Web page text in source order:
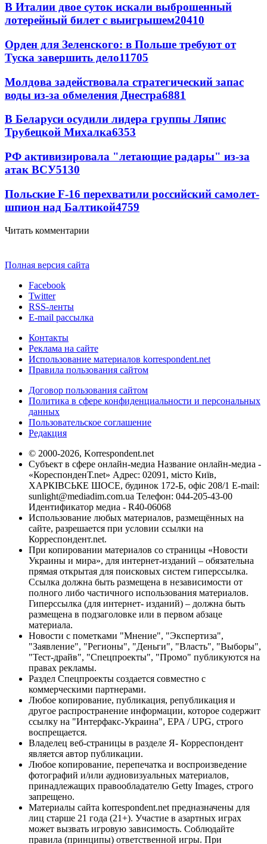
В Италии двое суток искали выброшенный
лотерейный билет с выигрышем20410
Орден для Зеленского: в Польше требуют от
Туска завершить дело11705
Молдова задействовала стратегический запас
воды из-за обмеления Днестра6881
В Беларуси осудили лидера группы Ляпис
Трубецкой Михалка6353
РФ активизировала "летающие радары" из-за
атак ВСУ5130
Польские F-16 перехватили российский самолет-
шпион над Балтикой4759
Читать комментарии
Полная версия сайта
Facebook
Twitter
RSS-ленты
E-mail рассылка
Контакты
Реклама на сайте
Использование материалов korrespondent.net
Правила пользования сайтом
Договор пользования сайтом
Политика в сфере конфиденциальности и персональных
данных
Пользовательское соглашение
Редакция
© 2000-2026, Korrespondent.net
Субъект в сфере онлайн-медиа Название онлайн-медиа -
«КореспонденТ.net» Адрес: 02091, місто Київ,
ХАРКІВСЬКЕ ШОСЕ, будинок 172-Б, офіс 208/1 E-mail:
sunlight@mediadim.com.ua Телефон: 044-205-43-00
Идентификатор медиа - R40-06068
Использование любых материалов, размещённых на
сайте, разрешается при условии ссылки на
Корреспондент.net.
При копировании материалов со страницы «Новости
Украины и мира», для интернет-изданий – обязательна
прямая открытая для поисковых систем гиперссылка.
Ссылка должна быть размещена в независимости от
полного либо частичного использования материалов.
Гиперссылка (для интернет- изданий) – должна быть
размещена в подзаголовке или в первом абзаце
материала.
Новости с пометками "Мнение", "Экспертиза",
"Заявление", "Регионы", "Деньги", "Власть", "Выборы",
"Тест-драйв", "Спецпроекты", "Промо" публикуются на
правах рекламы.
Раздел Спецпроекты создается совместно с
коммерческими партнерами.
Любое копирование, публикация, републикация и
другое распространение информации, которое содержит
ссылку на "Интерфакс-Украина", EPA / UPG, строго
воспрещается.
Владелец веб-страницы в разделе Я- Корреспондент
является автор публикации.
Любое копирование, перепечатка и воспроизведение
фотографий и/или аудиовизуальных материалов,
принадлежащих правообладателю Getty Images, строго
запрещено.
Материалы сайта korrespondent.net предназначены для
лиц старше 21 года (21+). Участие в азартных играх
может вызвать игровую зависимость. Соблюдайте
правила (принципы) ответственной игры. При